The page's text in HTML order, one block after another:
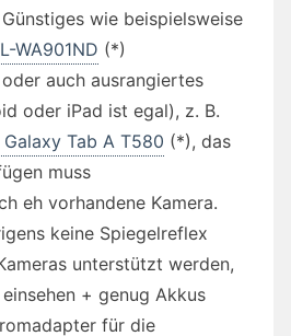
Günstiges wie beispielsweise
WA901ND (*)
auch ausrangiertes
oder iPad ist egal), z. B.
Galaxy Tab A T580 (*), das
muss
eh vorhandene Kamera.
keine Spiegelreflex
unterstützt werden,
einsehen + genug Akkus
für die